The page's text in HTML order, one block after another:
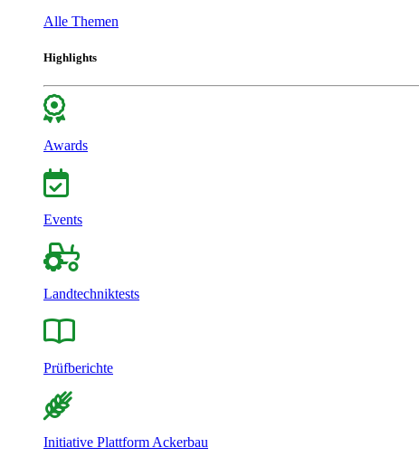
Alle Themen
Highlights
Awards
Events
Landtechniktests
Prüfberichte
Initiative Plattform Ackerbau